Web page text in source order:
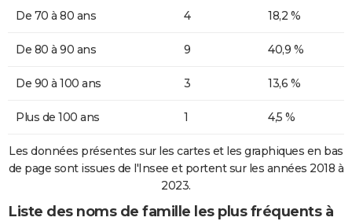
De 70 à 80 ans 4 18,2 %
De 80 à 90 ans 9 40,9 %
De 90 à 100 ans 3 13,6 %
Plus de 100 ans 1 4,5 %
Les données présentes sur les cartes et les graphiques en bas
de page sont issues de l'Insee et portent sur les années 2018 à
2023.
Liste des noms de famille les plus fréquents à